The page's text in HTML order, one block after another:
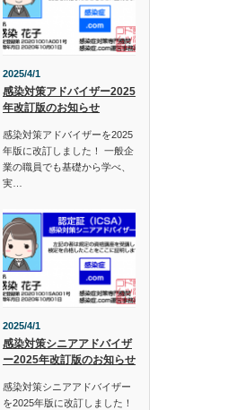
2025/4/1
感染対策アドバイザー2025
年改訂版のお知らせ
感染対策アドバイザーを2025
年版に改訂しました！ 一般企
業の職員でも基礎から学べ、
実…
2025/4/1
感染対策シニアアドバイザ
ー2025年改訂版のお知らせ
感染対策シニアアドバイザー
を2025年版に改訂しました！